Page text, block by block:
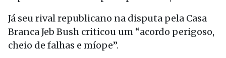
Já seu rival republicano na disputa pela Casa
Branca Jeb Bush criticou um “acordo perigoso,
cheio de falhas e míope”.